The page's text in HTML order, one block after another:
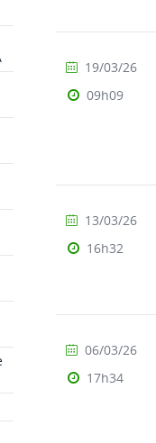
19/03/26
09h09
13/03/26
16h32
06/03/26
17h34